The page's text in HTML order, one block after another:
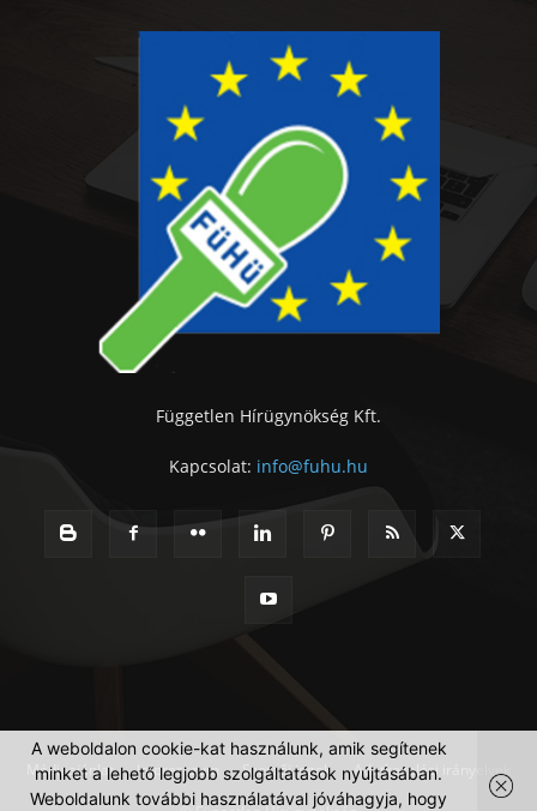
Független Hírügynökség Kft.
Kapcsolat: info@fuhu.hu
Médiaajánlat Impresszum Szerzői jogok Adatkezelési irányelvek
A weboldalon cookie-kat használunk, amik segítenek
minket a lehető legjobb szolgáltatások nyújtásában.
Weboldalunk további használatával jóváhagyja, hogy